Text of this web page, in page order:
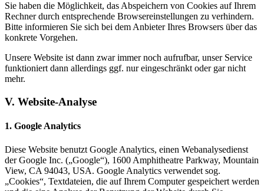
Sie haben die Möglichkeit, das Abspeichern von Cookies auf Ihrem
Rechner durch entsprechende Browsereinstellungen zu verhindern.
Bitte informieren Sie sich bei dem Anbieter Ihres Browsers über das
konkrete Vorgehen.
Unsere Website ist dann zwar immer noch aufrufbar, unser Service
funktioniert dann allerdings ggf. nur eingeschränkt oder gar nicht
mehr.
V. Website-Analyse
1. Google Analytics
Diese Website benutzt Google Analytics, einen Webanalysedienst
der Google Inc. („Google“), 1600 Amphitheatre Parkway, Mountain
View, CA 94043, USA. Google Analytics verwendet sog.
„Cookies“, Textdateien, die auf Ihrem Computer gespeichert werden